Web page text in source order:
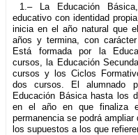
1.– La Educación
educativo con identidad
inicia en el año natural que
años y termina, con
Está formada por la
cursos, la Educación
cursos y los Ciclos
dos cursos. El alumnado
Educación Básica hasta los
en el año en que finaliza
permanencia se podrá
los supuestos a los que